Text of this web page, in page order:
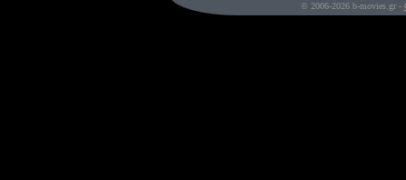
© 2006-2026 b-movies.gr -